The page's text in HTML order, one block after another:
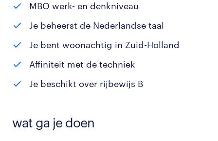
MBO werk- en denkniveau
Je beheerst de Nederlandse taal
Je bent woonachtig in Zuid-Holland
Affiniteit met de techniek
Je beschikt over rijbewijs B
wat ga je doen